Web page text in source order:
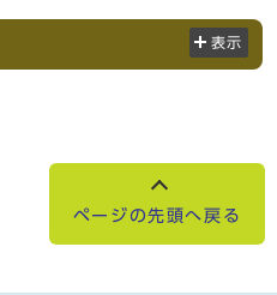
表示
ページの先頭へ戻る